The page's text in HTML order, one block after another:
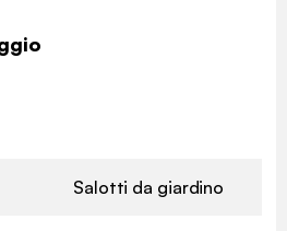
Salotti da giardino